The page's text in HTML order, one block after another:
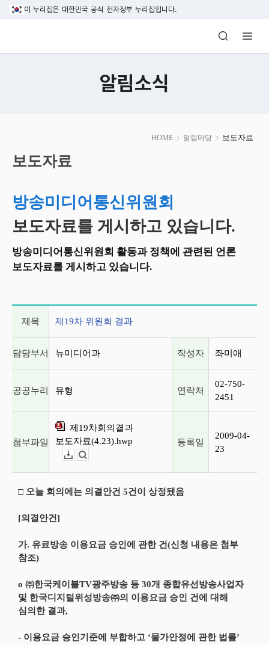
본문 바로가기
이 누리집은 대한민국 공식 전자정부 누리집입니다.
방송미디어통신위원회 Korea Media
알림소식
HOME 알림마당 보도자료
시
작
보도자료
방송미디어통신위원회
보도자료를 게시하고 있습니다.
방송미디어통신위원회 활동과 정책에 관련된 언론
보도자료를 게시하고 있습니다.
제목 제19차 위원회 결과
담당부서 뉴미디어과 작성자 좌미애
공공누리 유형 연락처
02-750-
2451
첨부파일
제19차회의결과
보도자료(4.23).hwp
등록일
2009-04-
23
□ 오늘 회의에는 의결안건 5건이 상정됐음
[의결안건]
가. 유료방송 이용요금 승인에 관한 건(신청 내용은 첨부
참조)
o ㈜한국케이블TV광주방송 등 30개 종합유선방송사업자
및 한국디지털위성방송㈜의 이용요금 승인 건에 대해
심의한 결과,
- 이용요금 승인기준에 부합하고 ‘물가안정에 관한 법률’